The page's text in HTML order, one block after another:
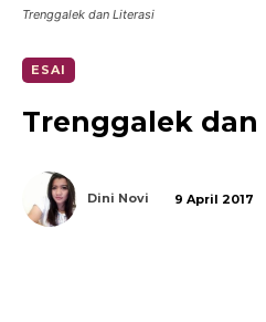
Trenggalek dan Literasi
ESAI
Trenggalek dan
Dini Novi 9 April 2017